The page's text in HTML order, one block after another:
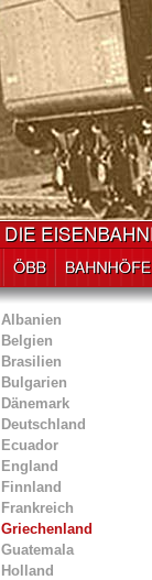
Albanien
Belgien
Brasilien
Bulgarien
Dänemark
Deutschland
Ecuador
England
Finnland
Frankreich
Griechenland
Guatemala
Holland